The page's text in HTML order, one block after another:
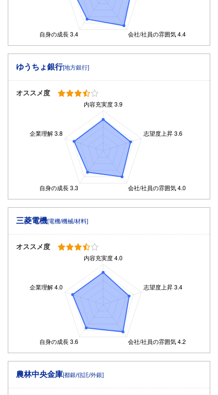
ゆうちょ銀行[地方銀行]
オススメ度
三菱電機[電機/機械/材料]
オススメ度
農林中央金庫[都銀/信託/外銀]